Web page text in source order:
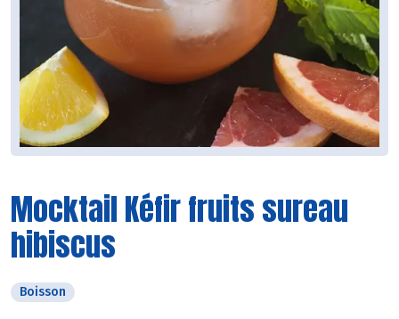
Mocktail Kéfir fruits sureau
hibiscus
Boisson